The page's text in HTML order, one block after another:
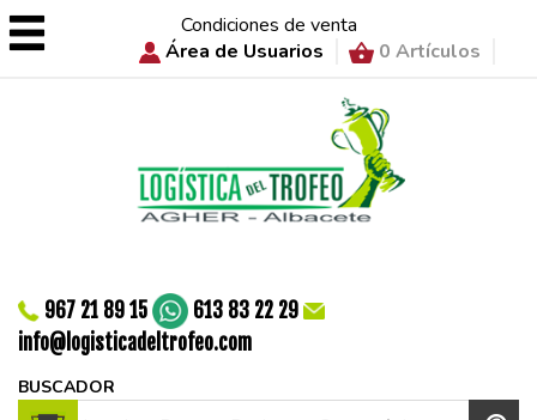
Condiciones de venta
Área de Usuarios
0 Artículos
967 21 89 15
613 83 22 29
info@logisticadeltrofeo.com
BUSCADOR